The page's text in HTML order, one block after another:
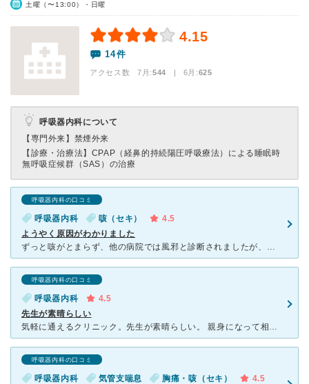
土曜（〜13:00）・日曜
4.15
14件
アクセス数 7月:544 | 6月:625
呼吸器内科について
【専門外来】 禁煙外来
【診療・治療法】 CPAP（経鼻的持続陽圧呼吸療法）による睡眠時
無呼吸症候群（SAS）の治療
呼吸器内科の口コミ
呼吸器内科 咳（セキ）
4.5
ようやく原因がわかりました
ずっと咳がとまらず、他の病院では風邪と診断されましたが、その後も1週間以上咳がとまらず、よくなるどころか酷くなっていき、藁にもすがる思いで口コミが良かったこちらのクリニックに伺いました。とても綺麗な病
呼吸器内科の口コミ
呼吸器内科
4.5
先生が素晴らしい
気軽に通えるクリニック。先生が素晴らしい。 親身になって相談にのってもらえる。余計なことはしない。必要なものを必要なだけ。 また何かあったら通院したい！ そう思わせてくれる数少ないクリニック。貴
呼吸器内科の口コミ
呼吸器内科 気管支喘息 胸痛・咳（セキ）
4.5